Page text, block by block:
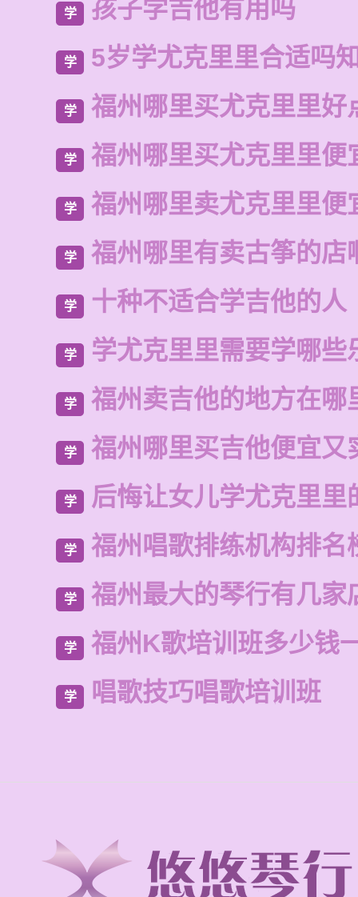
学 孩子学吉他有用吗
学 5岁学尤克里里合适吗
学 福州哪里买尤克里里好
学 福州哪里买尤克里里便
学 福州哪里卖尤克里里便
学 福州哪里有卖古筝的店
学 十种不适合学吉他的人
学 学尤克里里需要学哪些
学 福州卖吉他的地方在哪
学 福州哪里买吉他便宜又
学 后悔让女儿学尤克里里
学 福州唱歌排练机构排名
学 福州最大的琴行有几家
学 福州K歌培训班多少钱
学 唱歌技巧唱歌培训班